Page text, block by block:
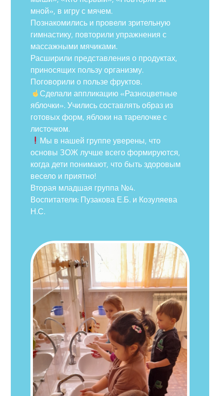
мной», в игру с мячем.
Познакомились и провели зрительную
гимнастику, повторили упражнения с
массажными мячиками.
Расширили представления о продуктах,
приносящих пользу организму.
Поговорили о пользе фруктов.
Сделали аппликацию «Разноцветные
яблочки». Учились составлять образ из
готовых форм, яблоки на тарелочке с
листочком.
Мы в нашей группе уверены, что
основы ЗОЖ лучше всего формируются,
когда дети понимают, что быть здоровым
весело и приятно!
Вторая младшая группа №4.
Воспитатели: Пузакова Е.Б. и Козуляева
Н.С.